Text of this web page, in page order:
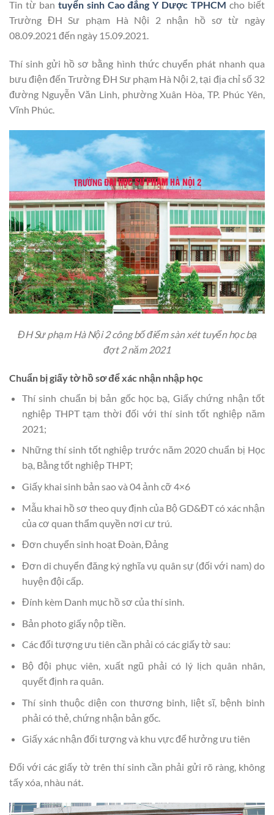
Tin từ ban tuyển sinh Cao đẳng Y Dược TPHCM cho biết
Trường ĐH Sư phạm Hà Nội 2 nhận hồ sơ từ ngày
08.09.2021 đến ngày 15.09.2021.
Thí sinh gửi hồ sơ bằng hình thức chuyển phát nhanh qua
bưu điện đến Trường ĐH Sư phạm Hà Nội 2, tại địa chỉ số 32
đường Nguyễn Văn Linh, phường Xuân Hòa, TP. Phúc Yên,
Vĩnh Phúc.
ĐH Sư phạm Hà Nội 2 công bố điểm sàn xét tuyển học bạ
đợt 2 năm 2021
Chuẩn bị giấy tờ hồ sơ để xác nhận nhập học
Thí sinh chuẩn bị bản gốc học bạ, Giấy chứng nhận tốt
nghiệp THPT tạm thời đối với thí sinh tốt nghiệp năm
2021;
Những thí sinh tốt nghiệp trước năm 2020 chuẩn bị Học
bạ, Bằng tốt nghiệp THPT;
Giấy khai sinh bản sao và 04 ảnh cỡ 4×6
Mẫu khai hồ sơ theo quy định của Bộ GD&ĐT có xác nhận
của cơ quan thẩm quyền nơi cư trú.
Đơn chuyển sinh hoạt Đoàn, Đảng
Đơn di chuyển đăng ký nghĩa vụ quân sự (đối với nam) do
huyện đội cấp.
Đính kèm Danh mục hồ sơ của thí sinh.
Bản photo giấy nộp tiền.
Các đối tượng ưu tiên cần phải có các giấy tờ sau:
Bộ đội phục viên, xuất ngũ phải có lý lịch quân nhân,
quyết định ra quân.
Thí sinh thuộc diện con thương binh, liệt sĩ, bệnh binh
phải có thẻ, chứng nhận bản gốc.
Giấy xác nhận đối tượng và khu vực để hưởng ưu tiên
Đối với các giấy tờ trên thí sinh cần phải gửi rõ ràng, không
tấy xóa, nhàu nát.